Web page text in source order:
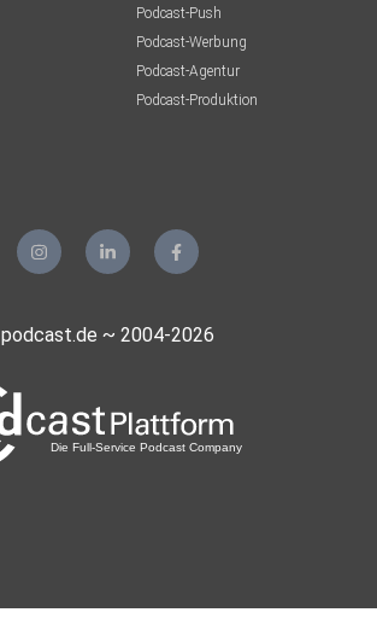
Podcast-Push
Podcast-Werbung
Podcast-Agentur
Podcast-Produktion
podcast.de ~ 2004-2026